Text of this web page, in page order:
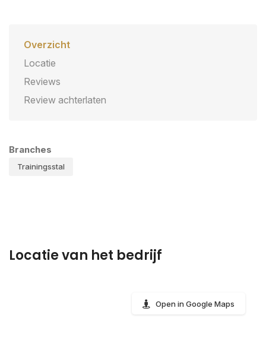
Overzicht
Locatie
Reviews
Review achterlaten
Branches
Trainingsstal
Locatie van het bedrijf
Open in Google Maps